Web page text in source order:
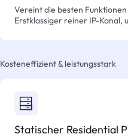
Vereint die besten
Erstklassiger reiner IP-Kanal,
Kosteneffizient & leistungsstark
Statischer Residential